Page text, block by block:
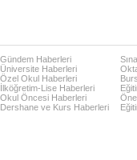
Gündem Haberleri
Üniversite Haberleri
Özel Okul Haberleri
İlköğretim-Lise Haberleri
Okul Öncesi Haberleri
Dershane ve Kurs Haberleri